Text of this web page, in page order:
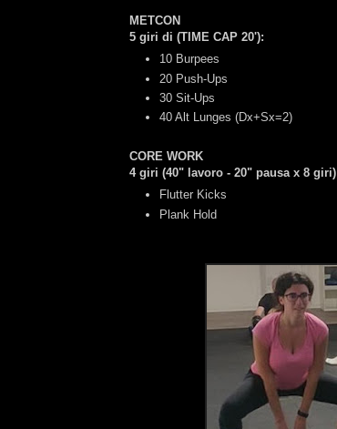
METCON
5 giri di (TIME CAP 20'):
10 Burpees
20 Push-Ups
30 Sit-Ups
40 Alt Lunges (Dx+Sx=2)
CORE WORK
4 giri (40" lavoro - 20" pausa x 8 giri)
Flutter Kicks
Plank Hold